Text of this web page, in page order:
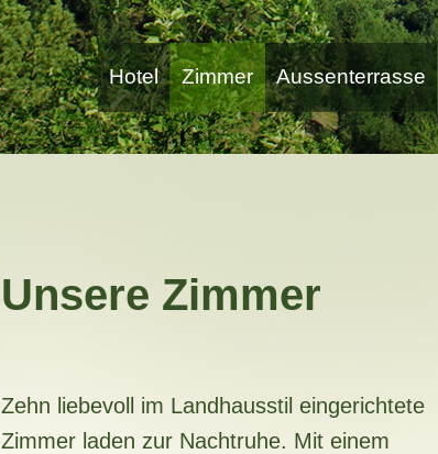
Hotel Zimmer Aussenterrasse
Unsere Zimmer
Zehn liebevoll im Landhausstil eingerichtete
Zimmer laden zur Nachtruhe. Mit einem